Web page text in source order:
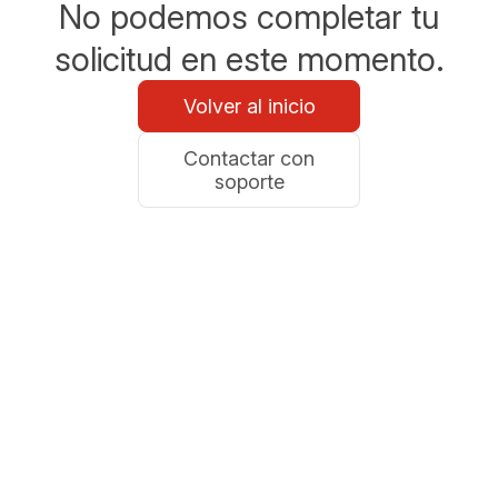
No podemos completar tu
solicitud en este momento.
Volver al inicio
Contactar con
soporte